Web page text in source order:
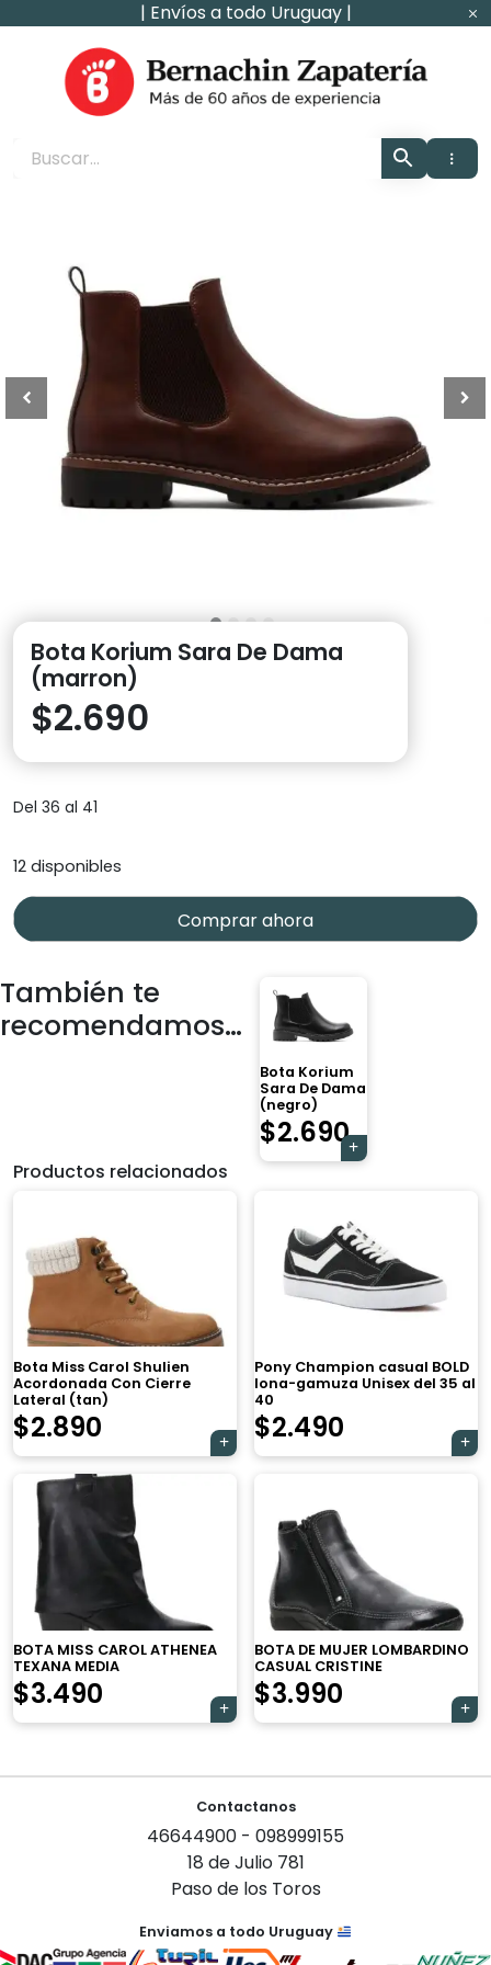
contenido
| Envíos a todo Uruguay |
Bota Korium Sara De Dama
(marron)
$2.690
Del 36 al 41
12 disponibles
Comprar ahora
También te
recomendamos…
Bota Korium
Sara De Dama
(negro)
$2.690
Productos relacionados
Bota Miss Carol Shulien
Acordonada Con Cierre
Lateral (tan)
$2.890
Pony Champion casual BOLD
lona-gamuza Unisex del 35 al
40
$2.490
BOTA MISS CAROL ATHENEA
TEXANA MEDIA
$3.490
BOTA DE MUJER LOMBARDINO
CASUAL CRISTINE
El
precio
original
era:
$4.190.
$3.990
precio
actual
$3.990.
Navegación
Contactanos
46644900 - 098999155
18 de Julio 781
Paso de los Toros
Enviamos a todo Uruguay
×
Tu carrito está vacío.
Agregá un producto y aparecerá acá
automáticamente.